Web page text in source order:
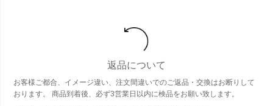
返品について
お客様ご都合、イメージ違い、注文間違いでのご返品・交換はお断りして
おります。 商品到着後、必ず3営業日以内に検品をお願い致します。